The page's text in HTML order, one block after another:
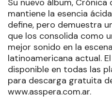
Su nuevo álbum, Crónica
mantiene la esencia
define, pero demuestra
que los consolida como
mejor sonido en la
latinoamericana actual.
disponible en todas las
para descarga gratuita
www.asspera.com.ar.